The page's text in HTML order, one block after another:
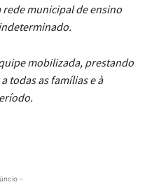
rede municipal de ensino
mobilizada, prestando
todas as famílias e à
-